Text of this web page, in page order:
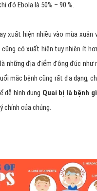
đó Ebola là 50% – 90 %.
xuất hiện nhiều vào mùa xuân
có xuất hiện tuy nhiên ít
những địa điểm đông đúc như
mắc bệnh cũng rất đa dạng,
dễ hình dung Quai bị là bệnh
chính của chúng.